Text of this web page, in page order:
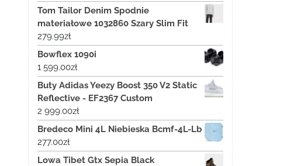
Tom Tailor Denim Spodnie
materiałowe 1032860 Szary Slim Fit
279.99zł
Bowflex 1090i
1 599.00zł
Buty Adidas Yeezy Boost 350 V2 Static
Reflective - EF2367 Custom
2 999.00zł
Bredeco Mini 4L Niebieska Bcmf-4L-Lb
277.00zł
Lowa Tibet Gtx Sepia Black